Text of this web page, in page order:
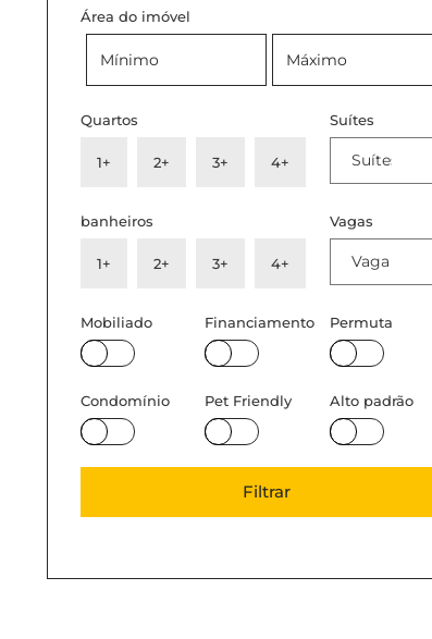
Área do imóvel
Quartos
1+ 2+ 3+ 4+
Suítes
banheiros
1+ 2+ 3+ 4+
Vagas
Mobiliado Financiamento Permuta
Condomínio Pet Friendly Alto padrão